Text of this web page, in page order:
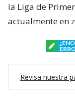
la Liga de
actualmente en
Revisa nuestra